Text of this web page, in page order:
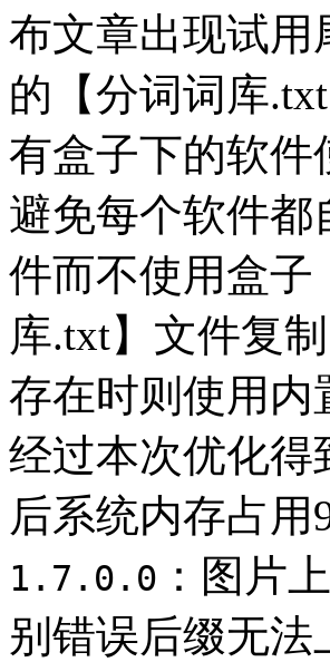
布文章出现试用
的【分词词库
有盒子下的软件
避免每个软件
件而不使用盒子
库.txt】文件复
存在时则使用内
经过本次优化得
后系统内存占用
1.7.0.0 ：图片
别错误后缀无